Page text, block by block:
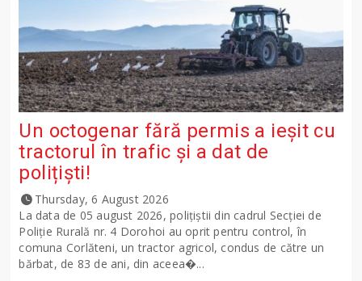
Un octogenar fără permis a ieșit cu
tractorul în trafic și a dat de
polițiști!
Thursday, 6 August 2026
La data de 05 august 2026, polițiștii din cadrul Secției de
Poliție Rurală nr. 4 Dorohoi au oprit pentru control, în
comuna Corlăteni, un tractor agricol, condus de către un
bărbat, de 83 de ani, din aceea�...